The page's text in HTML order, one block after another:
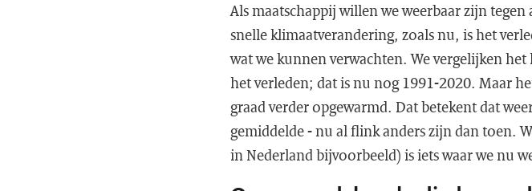
Als maatschappij willen we weerbaar zijn
snelle klimaatverandering, zoals nu, is het
wat we kunnen verwachten. We vergelijken
het verleden; dat is nu nog 1991-2020. Maar
graad verder opgewarmd. Dat betekent dat
gemiddelde - nu al flink anders zijn dan toen.
in Nederland bijvoorbeeld) is iets waar we nu